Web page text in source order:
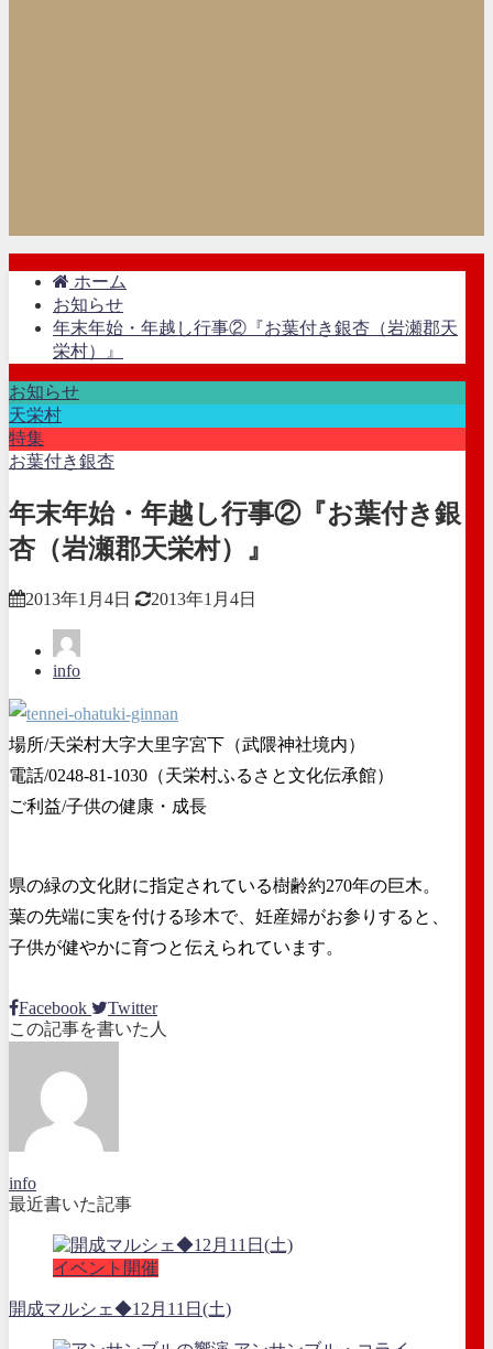
ホーム
お知らせ
年末年始・年越し行事②『お葉付き銀杏（岩瀬郡天
栄村）』
お知らせ
天栄村
特集
お葉付き銀杏
年末年始・年越し行事②『お葉付き銀
杏（岩瀬郡天栄村）』
2013年1月4日 2013年1月4日
info
場所/天栄村大字大里字宮下（武隈神社境内）
電話/0248-81-1030（天栄村ふるさと文化伝承館）
ご利益/子供の健康・成長
県の緑の文化財に指定されている樹齢約270年の巨木。
葉の先端に実を付ける珍木で、妊産婦がお参りすると、
子供が健やかに育つと伝えられています。
Facebook
Twitter
この記事を書いた人
info
最近書いた記事
イベント開催
開成マルシェ◆12月11日(土)